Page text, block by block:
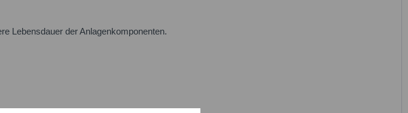
Lebensdauer der Anlagenkomponenten.